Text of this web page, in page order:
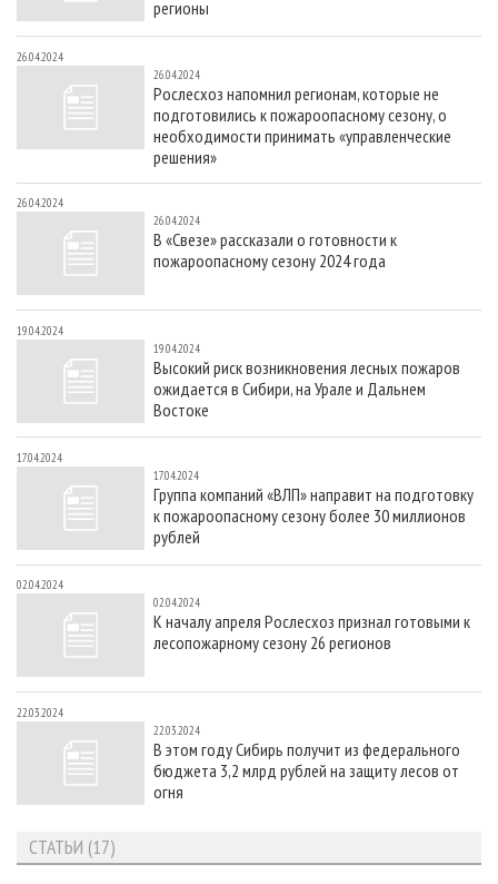
регионы
26.04.2024
26.04.2024
Рослесхоз напомнил регионам, которые не
подготовились к пожароопасному сезону, о
необходимости принимать «управленческие
решения»
26.04.2024
26.04.2024
В «Свезе» рассказали о готовности к
пожароопасному сезону 2024 года
19.04.2024
19.04.2024
Высокий риск возникновения лесных пожаров
ожидается в Сибири, на Урале и Дальнем
Востоке
17.04.2024
17.04.2024
Группа компаний «ВЛП» направит на подготовку
к пожароопасному сезону более 30 миллионов
рублей
02.04.2024
02.04.2024
К началу апреля Рослесхоз признал готовыми к
лесопожарному сезону 26 регионов
22.03.2024
22.03.2024
В этом году Сибирь получит из федерального
бюджета 3,2 млрд рублей на защиту лесов от
огня
СТАТЬИ (17)